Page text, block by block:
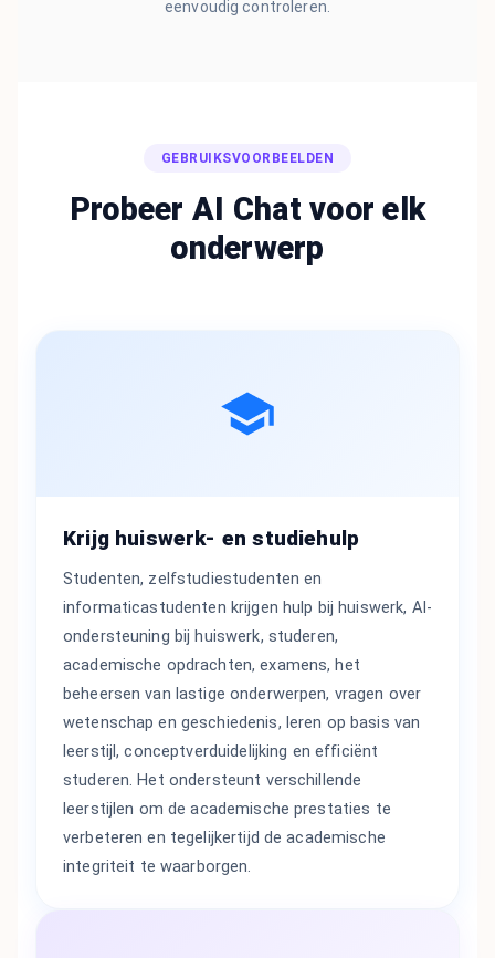
eenvoudig controleren.
GEBRUIKSVOORBEELDEN
Probeer AI Chat voor elk
onderwerp
Krijg huiswerk- en studiehulp
Studenten, zelfstudiestudenten en
informaticastudenten krijgen hulp bij huiswerk, AI-
ondersteuning bij huiswerk, studeren,
academische opdrachten, examens, het
beheersen van lastige onderwerpen, vragen over
wetenschap en geschiedenis, leren op basis van
leerstijl, conceptverduidelijking en efficiënt
studeren. Het ondersteunt verschillende
leerstijlen om de academische prestaties te
verbeteren en tegelijkertijd de academische
integriteit te waarborgen.